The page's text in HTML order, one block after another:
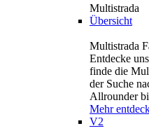
Multistrada
Übersicht
Multistrada
Entdecke
finde die
der Suche
Allrounder
Mehr
V2